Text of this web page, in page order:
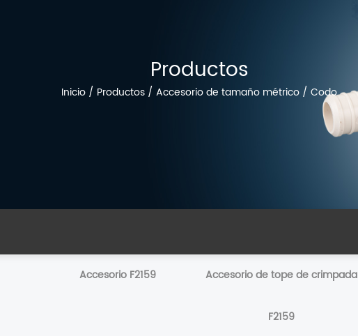
Productos
Inicio / Productos / Accesorio de tamaño métrico / Codo
Accesorio F2159 Accesorio de tope de crimpada
F2159